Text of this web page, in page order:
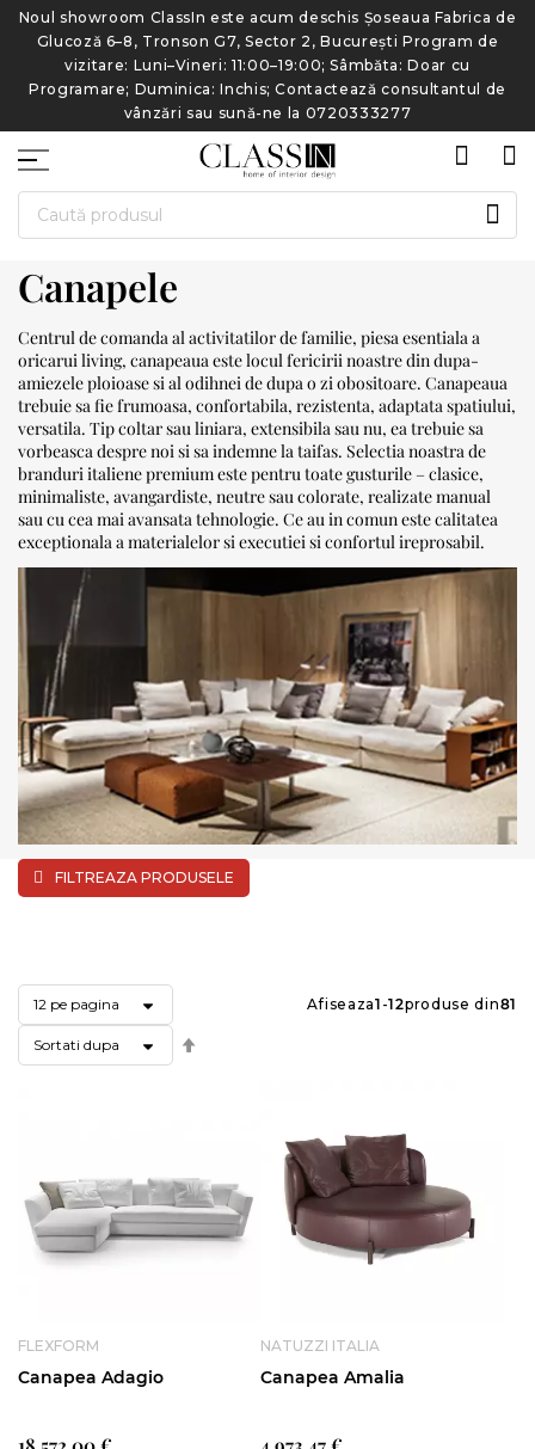
Noul showroom ClassIn este acum deschis Șoseaua Fabrica de
Glucoză 6–8, Tronson G7, Sector 2, București Program de
vizitare: Luni–Vineri: 11:00–19:00; Sâmbăta: Doar cu
Programare; Duminica: Inchis; Contactează consultantul de
vânzări sau sună-ne la 0720333277
Canapele
Centrul de comanda al activitatilor de familie, piesa esentiala a
oricarui living, canapeaua este locul fericirii noastre din dupa-
amiezele ploioase si al odihnei de dupa o zi obositoare. Canapeaua
trebuie sa fie frumoasa, confortabila, rezistenta, adaptata spatiului,
versatila. Tip coltar sau liniara, extensibila sau nu, ea trebuie sa
vorbeasca despre noi si sa indemne la taifas. Selectia noastra de
branduri italiene premium este pentru toate gusturile – clasice,
minimaliste, avangardiste, neutre sau colorate, realizate manual
sau cu cea mai avansata tehnologie. Ce au in comun este calitatea
exceptionala a materialelor si executiei si confortul ireprosabil.
FILTREAZA PRODUSELE
Afiseaza1 -12produse din81
FLEXFORM
Canapea Adagio
NATUZZI ITALIA
Canapea Amalia